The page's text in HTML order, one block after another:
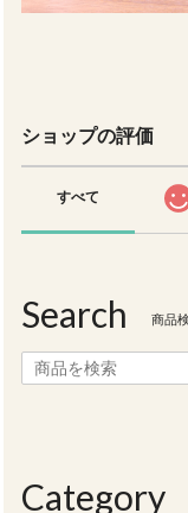
ショップの評価
すべて
Search 商品
Category